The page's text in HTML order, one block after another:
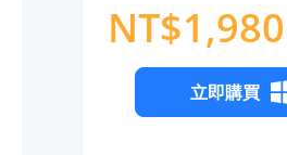
NT$1,980
立即購買